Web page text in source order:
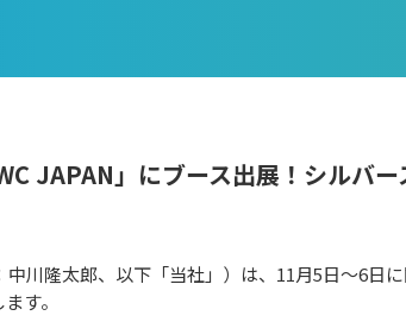
JAPAN」にブース出展！シルバ
隆太郎、以下「当社」）は、11月5日〜6日
す。